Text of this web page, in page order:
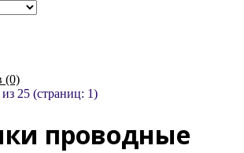
(0)
25 (страниц: 1)
проводные